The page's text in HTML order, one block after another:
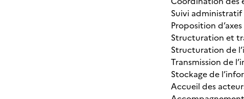
Suivi
Proposition
Structuration et
Structuration de
Transmission de
Stockage de
Accueil des